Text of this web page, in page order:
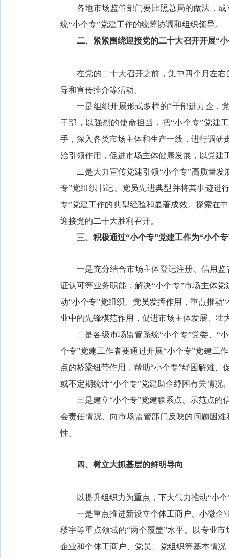
各地市场监管部门要比照总局的做法，成
统“小个专”党建工作的统筹协调和组织领导。
二、紧紧围绕迎接党的二十大召开开展“
在党的二十大召开之前，集中四个月左右
导和宣传推介等活动。
一是组织开展形式多样的“干部进万企，党
干部，以强烈的使命担当，把“小个专”党建
手，深入各类市场主体和生产一线，进行调研
治引领作用，促进市场主体健康发展，以党建
二是大力宣传党建引领“小个专”高质量发
专”党组织书记、党员先进典型并将其事迹进
专”党建工作的典型经验和显著成效。探索在
迎接党的二十大胜利召开。
三、积极通过“小个专”党建工作为“小个
一是充分结合市场主体登记注册、信用监
证认可等业务职能，解决“小个专”市场主体
动“小个专”党组织、党员发挥作用，重点推动
业中的先锋模范作用，促进市场主体发展、壮
二是各级市场监管系统“小个专”党委、“小
个专”党建工作者要通过开展“小个专”党建工
点的桥梁纽带作用，帮助“小个专”纾困解难
或不定期统计“小个专”党建助企纾困有关情况
三是建立“小个专”党建联系点、示范点的
会责任情况、向市场监管部门反映的问题困
性。
四、树立大抓基层的鲜明导向
以提升组织力为重点，下大气力推动“小个
一是重点推进新设立个体工商户、小微企业
楼宇等重点领域的“两个覆盖”水平。以专业
企业和个体工商户、党员、党组织等基本情